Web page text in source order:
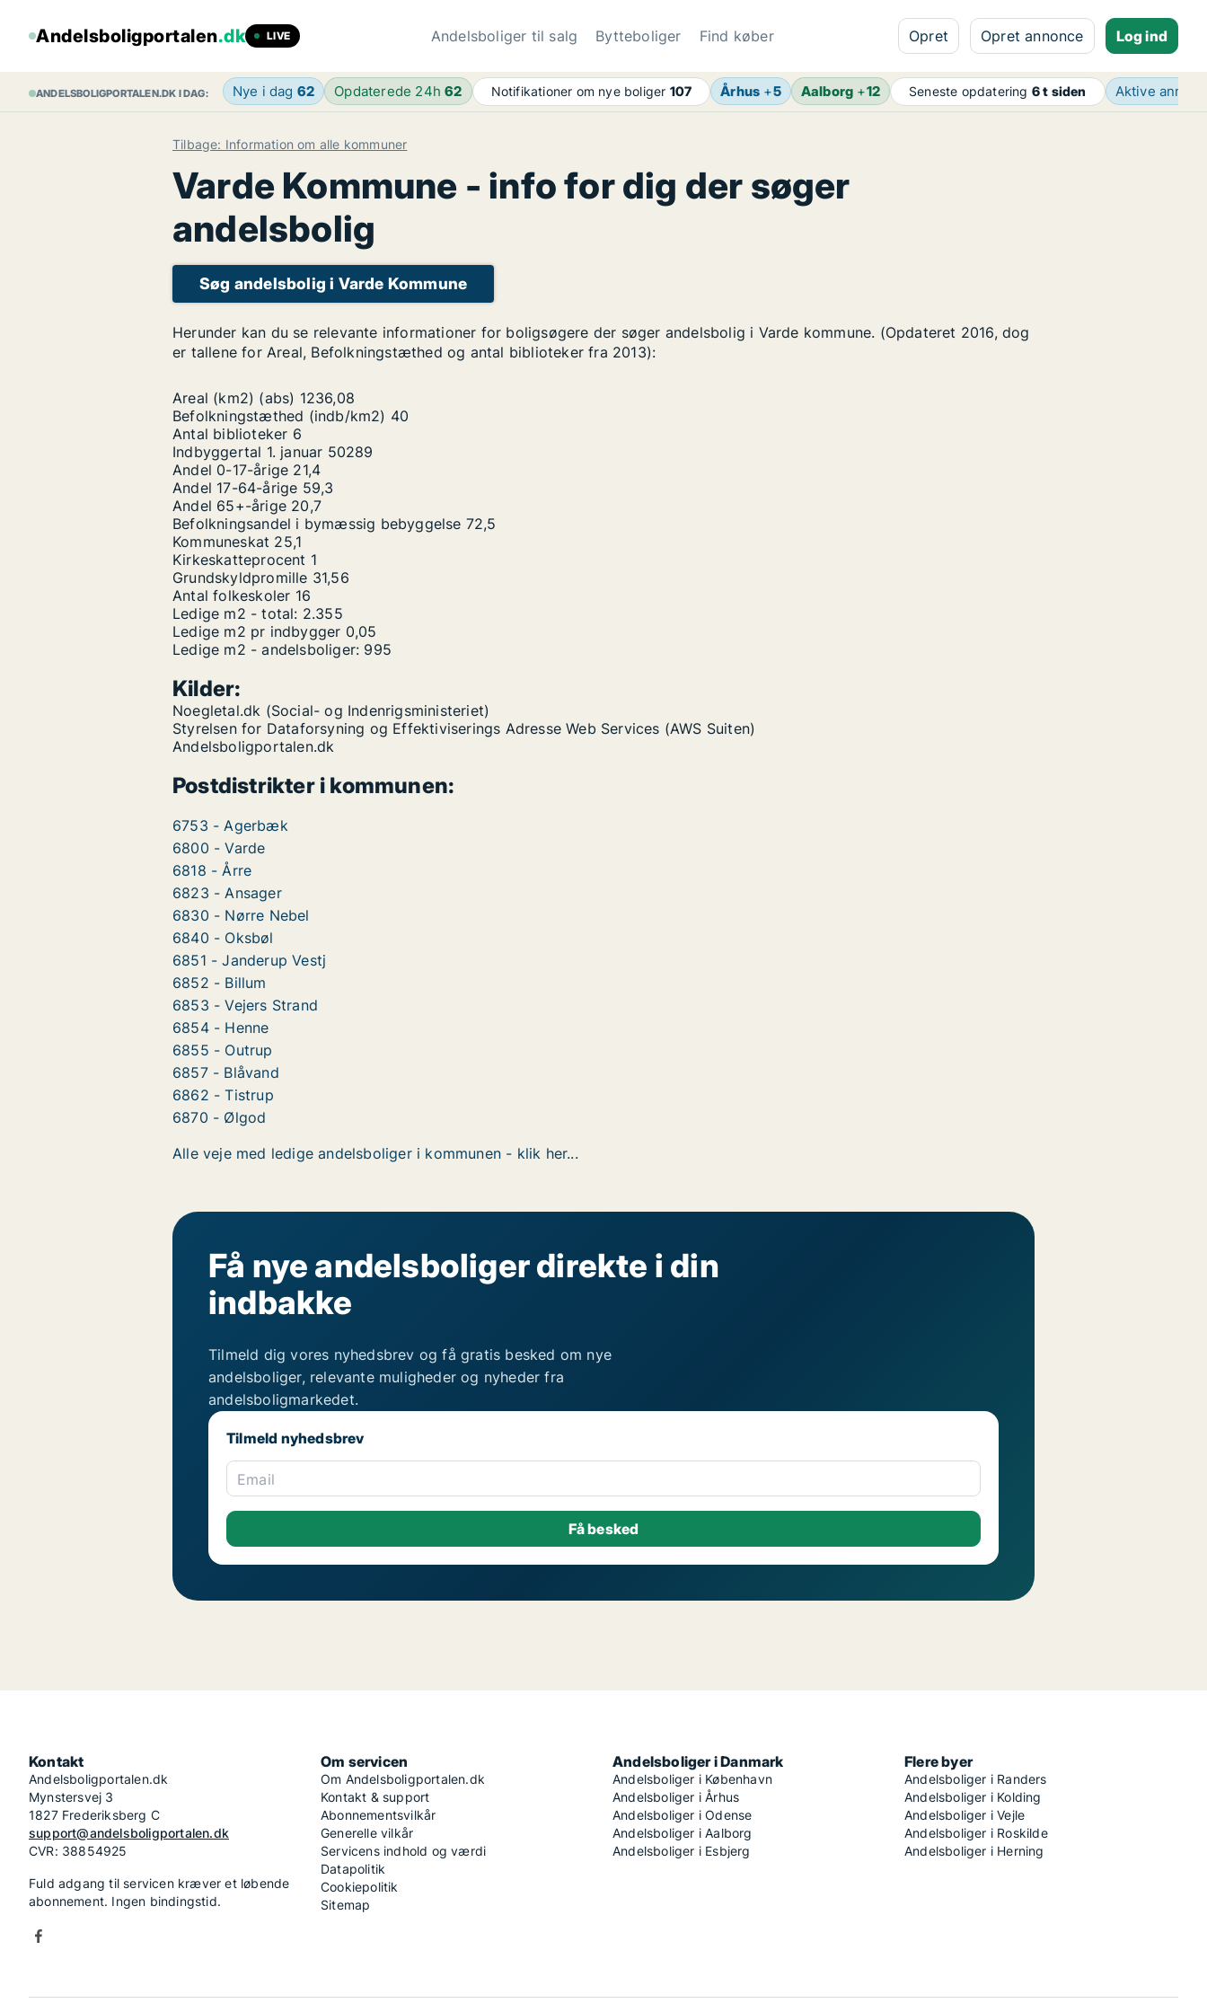
Andelsboligportalen.dk LIVE Andelsboliger til salg Bytteboliger Find køber Opret Opret annonce Log ind
ANDELSBOLIGPORTALEN.DK I DAG: Nye i dag 62 Opdaterede 24h62 Notifikationer om nye boliger 107 Århus +5 Aalborg +12 Seneste opdatering 6 t siden Aktive
Tilbage: Information om alle kommuner
Varde Kommune - info for dig der søger
andelsbolig
Søg andelsbolig i Varde Kommune
Herunder kan du se relevante informationer for boligsøgere der søger andelsbolig i Varde kommune. (Opdateret 2016, dog
er tallene for Areal, Befolkningstæthed og antal biblioteker fra 2013):
Areal (km2) (abs) 1236,08
Befolkningstæthed (indb/km2) 40
Antal biblioteker 6
Indbyggertal 1. januar 50289
Andel 0-17-årige 21,4
Andel 17-64-årige 59,3
Andel 65+-årige 20,7
Befolkningsandel i bymæssig bebyggelse 72,5
Kommuneskat 25,1
Kirkeskatteprocent 1
Grundskyldpromille 31,56
Antal folkeskoler 16
Ledige m2 - total: 2.355
Ledige m2 pr indbygger 0,05
Ledige m2 - andelsboliger: 995
Kilder:
Noegletal.dk (Social- og Indenrigsministeriet)
Styrelsen for Dataforsyning og Effektiviserings Adresse Web Services (AWS Suiten)
Andelsboligportalen.dk
Postdistrikter i kommunen:
6753 - Agerbæk
6800 - Varde
6818 - Årre
6823 - Ansager
6830 - Nørre Nebel
6840 - Oksbøl
6851 - Janderup Vestj
6852 - Billum
6853 - Vejers Strand
6854 - Henne
6855 - Outrup
6857 - Blåvand
6862 - Tistrup
6870 - Ølgod
Alle veje med ledige andelsboliger i kommunen - klik her...
Få nye andelsboliger direkte i din
indbakke
Tilmeld dig vores nyhedsbrev og få gratis besked om nye
andelsboliger, relevante muligheder og nyheder fra
andelsboligmarkedet.
Tilmeld nyhedsbrev
Email
Kontakt
Andelsboligportalen.dk
Mynstersvej 3
1827 Frederiksberg C
support@andelsboligportalen.dk
CVR: 38854925
Fuld adgang til servicen kræver et løbende
abonnement. Ingen bindingstid.
Om servicen
Om Andelsboligportalen.dk
Kontakt & support
Abonnementsvilkår
Generelle vilkår
Servicens indhold og værdi
Datapolitik
Cookiepolitik
Sitemap
Andelsboliger i Danmark
Andelsboliger i København
Andelsboliger i Århus
Andelsboliger i Odense
Andelsboliger i Aalborg
Andelsboliger i Esbjerg
Flere byer
Andelsboliger i Randers
Andelsboliger i Kolding
Andelsboliger i Vejle
Andelsboliger i Roskilde
Andelsboliger i Herning